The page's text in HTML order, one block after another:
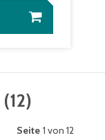
(12)
Seite 1 von 12